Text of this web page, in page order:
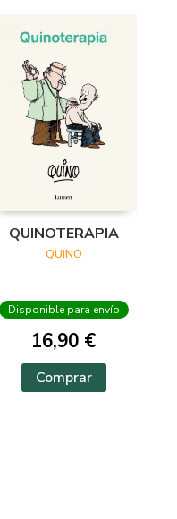
QUINOTERAPIA
QUINO
Disponible para envío
16,90 €
Comprar